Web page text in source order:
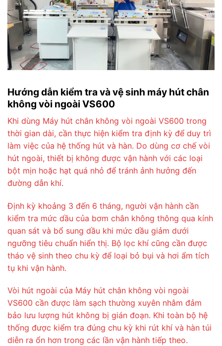
Hướng dẫn kiểm tra và vệ sinh máy hút chân
không vòi ngoài VS600
Khi dùng Máy hút chân không vòi ngoài VS600 trong
thời gian dài, cần thực hiện kiểm tra định kỳ để duy trì
làm việc của hệ thống hút và hàn. Do dùng cơ chế vòi
hút ngoài, thiết bị không được vận hành với các loại
bột mịn hoặc hạt quá nhỏ để tránh ảnh hưởng đến
đường dẫn khí.
Định kỳ khoảng 3 đến 6 tháng, người vận hành cần
kiểm tra mức dầu của bơm chân không thông qua kính
quan sát và bổ sung dầu khi mức dầu giảm dưới
ngưỡng tiêu chuẩn hiển thị. Bộ lọc khí cũng cần được
tháo vệ sinh theo chu kỳ để loại bỏ bụi và hơi ẩm tích
tụ khi vận hành.
Vòi hút ngoài của Máy hút chân không vòi ngoài
VS600 cần được làm sạch thường xuyên nhằm đảm
bảo lưu lượng hút không bị gián đoạn. Khi toàn bộ hệ
thống được kiểm tra đúng chu kỳ khi rút khí và hàn túi
diễn ra ổn hơn trong các lần vận hành tiếp theo.